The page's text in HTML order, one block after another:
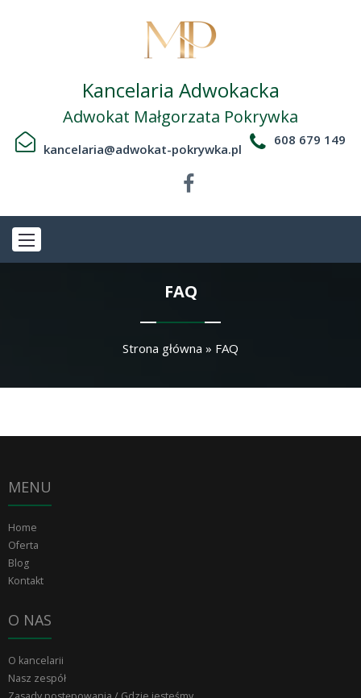
Kancelaria Adwokacka
Adwokat Małgorzata Pokrywka
kancelaria@adwokat-pokrywka.pl
608 679 149
FAQ
Strona główna » FAQ
MENU
Home
Oferta
Blog
Kontakt
O NAS
O kancelarii
Nasz zespół